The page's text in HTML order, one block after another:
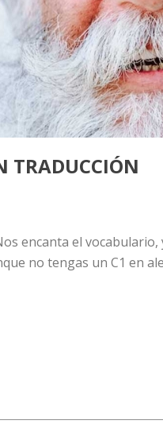
TRADUCCIÓN
encanta el
no tengas un C1 en